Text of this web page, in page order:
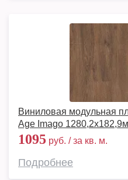
Виниловая модульная
Age Imago
1095 руб. / за кв. м.
Подробнее